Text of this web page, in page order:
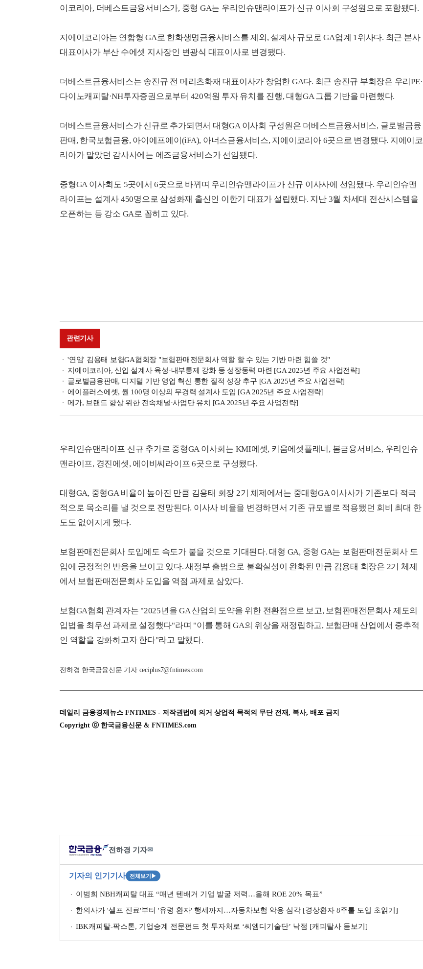
이코리아, 더베스트금융서비스가, 중형 GA는 우리인슈맨라이프가 신규 이사회 구성원으로 포함됐다.
지에이코리아는 연합형 GA로 한화생명금융서비스를 제외, 설계사 규모로 GA업계 1위사다. 최근 본사
대표이사가 부산 수에셋 지사장인 변광식 대표이사로 변경됐다.
더베스트금융서비스는 송진규 전 메리츠화재 대표이사가 창업한 GA다. 최근 송진규 부회장은 우리PE·
다이노캐피탈·NH투자증권으로부터 420억원 투자 유치를 진행, 대형GA 그룹 기반을 마련했다.
더베스트금융서비스가 신규로 추가되면서 대형GA 이사회 구성원은 더베스트금융서비스, 글로벌금융
판매, 한국보험금융, 아이에프에이(iFA), 아너스금융서비스, 지에이코리아 6곳으로 변경됐다. 지에이코
리아가 맡았던 감사사에는 에즈금융서비스가 선임됐다.
중형GA 이사회도 5곳에서 6곳으로 바뀌며 우리인슈맨라이프가 신규 이사사에 선임됐다. 우리인슈맨
라이프는 설계사 450명으로 삼성화재 출신인 이한기 대표가 설립했다. 지난 3월 차세대 전산시스템을
오픈하는 등 강소 GA로 꼽히고 있다.
관련기사
'연임' 김용태 보험GA협회장 "보험판매전문회사 역할 할 수 있는 기반 마련 힘쓸 것"
지에이코리아, 신입 설계사 육성·내부통제 강화 등 성장동력 마련 [GA 2025년 주요 사업전략]
글로벌금융판매, 디지털 기반 영업 혁신 통한 질적 성장 추구 [GA 2025년 주요 사업전략]
에이플러스에셋, 월 100명 이상의 무경력 설계사 도입 [GA 2025년 주요 사업전략]
메가, 브랜드 향상 위한 전속채널·사업단 유치 [GA 2025년 주요 사업전략]
우리인슈맨라이프 신규 추가로 중형GA 이사회는 KMI에셋, 키움에셋플래너, 봄금융서비스, 우리인슈
맨라이프, 경진에셋, 에이비씨라이프 6곳으로 구성됐다.
대형GA, 중형GA 비율이 높아진 만큼 김용태 회장 2기 체제에서는 중대형GA 이사사가 기존보다 적극
적으로 목소리를 낼 것으로 전망된다. 이사사 비율을 변경하면서 기존 규모별로 적용됐던 회비 최대 한
도도 없어지게 됐다.
보험판매전문회사 도입에도 속도가 붙을 것으로 기대된다. 대형 GA, 중형 GA는 보험판매전문회사 도
입에 긍정적인 반응을 보이고 있다. 새정부 출범으로 불확실성이 완화된 만큼 김용태 회장은 2기 체제
에서 보험판매전문회사 도입을 역점 과제로 삼았다.
보험GA협회 관계자는 "2025년을 GA 산업의 도약을 위한 전환점으로 보고, 보험판매전문회사 제도의
입법을 최우선 과제로 설정했다"라며 "이를 통해 GA의 위상을 재정립하고, 보험판매 산업에서 중추적
인 역할을 강화하고자 한다"라고 말했다.
전하경 한국금융신문 기자 ceciplus7@fntimes.com
데일리 금융경제뉴스 FNTIMES - 저작권법에 의거 상업적 목적의 무단 전재, 복사, 배포 금지
Copyright ⓒ 한국금융신문 & FNTIMES.com
전하경 기자✉
기자의 인기기사 전체보기 ▶
이범희 NBH캐피탈 대표 “매년 텐배거 기업 발굴 저력…올해 ROE 20% 목표”
한의사가 '셀프 진료'부터 '유령 환자' 행세까지…자동차보험 악용 심각 [경상환자 8주룰 도입 초읽기]
IBK캐피탈-팍스톤, 기업승계 전문펀드 첫 투자처로 ‘씨엠디기술단’ 낙점 [캐피탈사 돋보기]